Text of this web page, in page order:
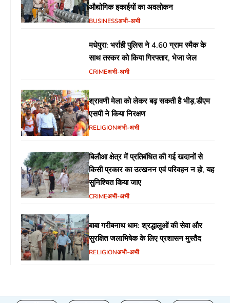
औद्योगिक इकाईयों का अवलोकन
BUSINESSअभी-अभी
मधेपुरा: भर्राही पुलिस ने 4.60 ग्राम स्मैक के
साथ तस्कर को किया गिरफ्तार, भेजा जेल
CRIMEअभी-अभी
श्रावणी मेला को लेकर बढ़ सकती है भीड़,डीएम
एसपी ने किया निरक्षण
RELIGIONअभी-अभी
बिलौआ क्षेत्र में प्रतिबंधित की गई खदानों से
किसी प्रकार का उत्खनन एवं परिवहन न हो, यह
सुनिश्चित किया जाए
CRIMEअभी-अभी
बाबा गरीबनाथ धाम: श्रद्धालुओं की सेवा और
सुरक्षित जलाभिषेक के लिए प्रशासन मुस्तैद
RELIGIONअभी-अभी